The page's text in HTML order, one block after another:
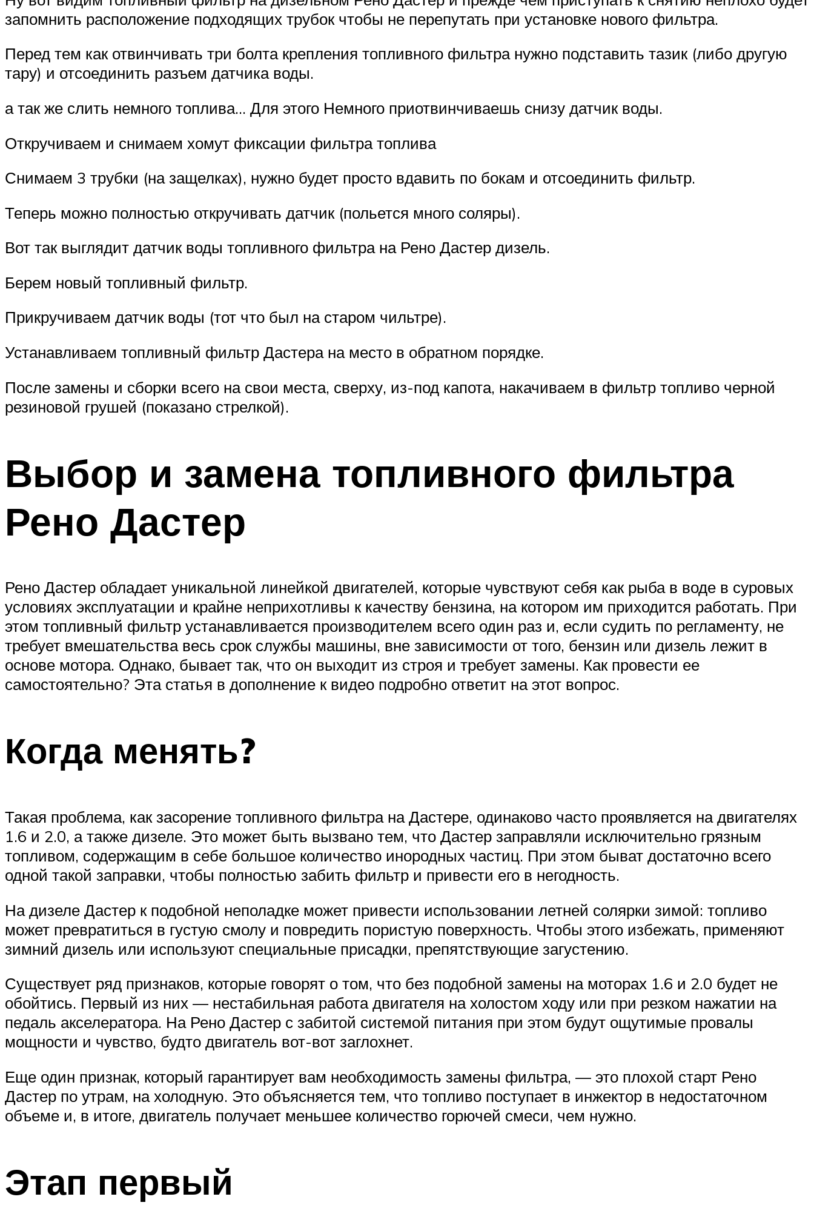
запомнить расположение подходящих трубок чтобы не перепутать при установке нового фильтра.
Перед тем как отвинчивать три болта крепления топливного фильтра нужно подставить тазик (либо другую
тару) и отсоединить разъем датчика воды.
а так же слить немного топлива… Для этого Немного приотвинчиваешь снизу датчик воды.
Откручиваем и снимаем хомут фиксации фильтра топлива
Снимаем 3 трубки (на защелках), нужно будет просто вдавить по бокам и отсоединить фильтр.
Теперь можно полностью откручивать датчик (польется много соляры).
Вот так выглядит датчик воды топливного фильтра на Рено Дастер дизель.
Берем новый топливный фильтр.
Прикручиваем датчик воды (тот что был на старом чильтре).
Устанавливаем топливный фильтр Дастера на место в обратном порядке.
После замены и сборки всего на свои места, сверху, из-под капота, накачиваем в фильтр топливо черной
резиновой грушей (показано стрелкой).
Выбор и замена топливного фильтра
Рено Дастер
Рено Дастер обладает уникальной линейкой двигателей, которые чувствуют себя как рыба в воде в суровых
условиях эксплуатации и крайне неприхотливы к качеству бензина, на котором им приходится работать. При
этом топливный фильтр устанавливается производителем всего один раз и, если судить по регламенту, не
требует вмешательства весь срок службы машины, вне зависимости от того, бензин или дизель лежит в
основе мотора. Однако, бывает так, что он выходит из строя и требует замены. Как провести ее
самостоятельно? Эта статья в дополнение к видео подробно ответит на этот вопрос.
Когда менять?
Такая проблема, как засорение топливного фильтра на Дастере, одинаково часто проявляется на двигателях
1.6 и 2.0, а также дизеле. Это может быть вызвано тем, что Дастер заправляли исключительно грязным
топливом, содержащим в себе большое количество инородных частиц. При этом быват достаточно всего
одной такой заправки, чтобы полностью забить фильтр и привести его в негодность.
На дизеле Дастер к подобной неполадке может привести использовании летней солярки зимой: топливо
может превратиться в густую смолу и повредить пористую поверхность. Чтобы этого избежать, применяют
зимний дизель или используют специальные присадки, препятствующие загустению.
Существует ряд признаков, которые говорят о том, что без подобной замены на моторах 1.6 и 2.0 будет не
обойтись. Первый из них — нестабильная работа двигателя на холостом ходу или при резком нажатии на
педаль акселератора. На Рено Дастер с забитой системой питания при этом будут ощутимые провалы
мощности и чувство, будто двигатель вот-вот заглохнет.
Еще один признак, который гарантирует вам необходимость замены фильтра, — это плохой старт Рено
Дастер по утрам, на холодную. Это объясняется тем, что топливо поступает в инжектор в недостаточном
объеме и, в итоге, двигатель получает меньшее количество горючей смеси, чем нужно.
Этап первый